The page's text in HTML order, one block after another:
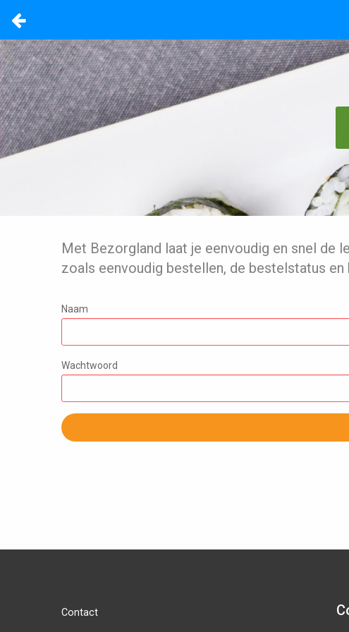
Met Bezorgland laat je eenvoudig en snel de
zoals eenvoudig bestellen, de bestelstatus
Naam
Wachtwoord
Contact